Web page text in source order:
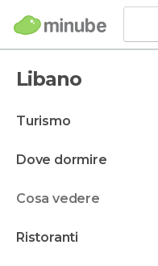
Libano
turismo
dove dormire
cosa vedere
ristoranti